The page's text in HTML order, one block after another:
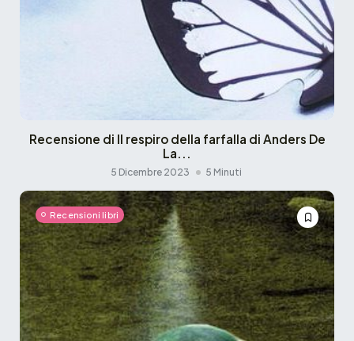
Recensione di Il respiro della farfalla di Anders De
La...
5 Dicembre 2023 5 Minuti
Recensioni libri